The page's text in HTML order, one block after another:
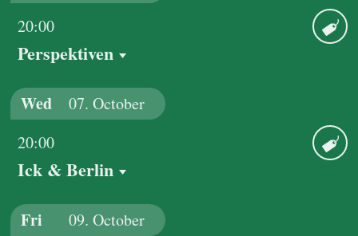
20:00
Perspektiven
Wed 07. October
20:00
Ick & Berlin
Fri 09. October